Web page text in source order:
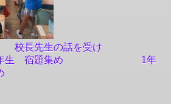
校長先生の話を受け
宿題集め 1年